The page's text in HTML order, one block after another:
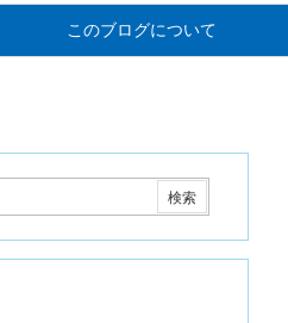
このブログについて